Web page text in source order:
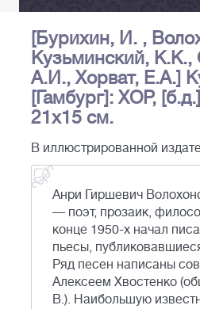
[Бурихин, И. ,
Кузьминский, К.К.,
А.И., Хорват, Е.А.]
[Гамбург]: ХОР,
21х15 см.
В иллюстрированной
Анри Гиршевич
— поэт, прозаик,
конце 1950-х начал
пьесы,
Ряд песен написаны
Алексеем Хвостенко
В.). Наибольшую